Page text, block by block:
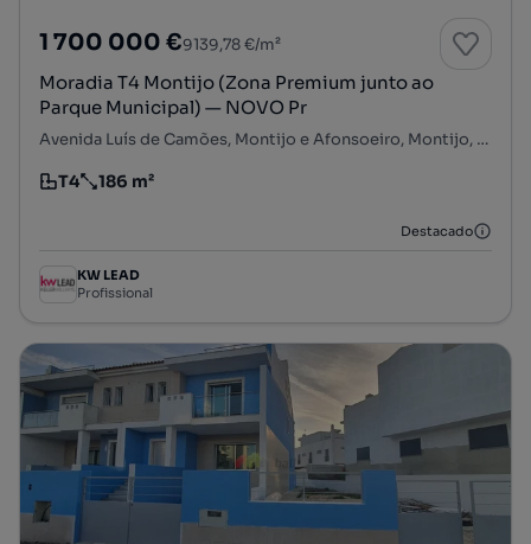
1 700 000 €9139,78 €/m²
Moradia T4 Montijo (Zona Premium junto ao
Parque Municipal) — NOVO Pr
Avenida Luís de Camões, Montijo e Afonsoeiro, Montijo, Setúbal
Tipologia
T4
Preço por metro quadrado
186 m²
Destacado
KW LEAD
Profissional